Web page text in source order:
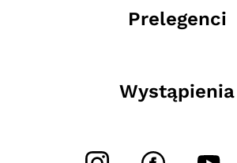
Prelegenci
Wystąpienia